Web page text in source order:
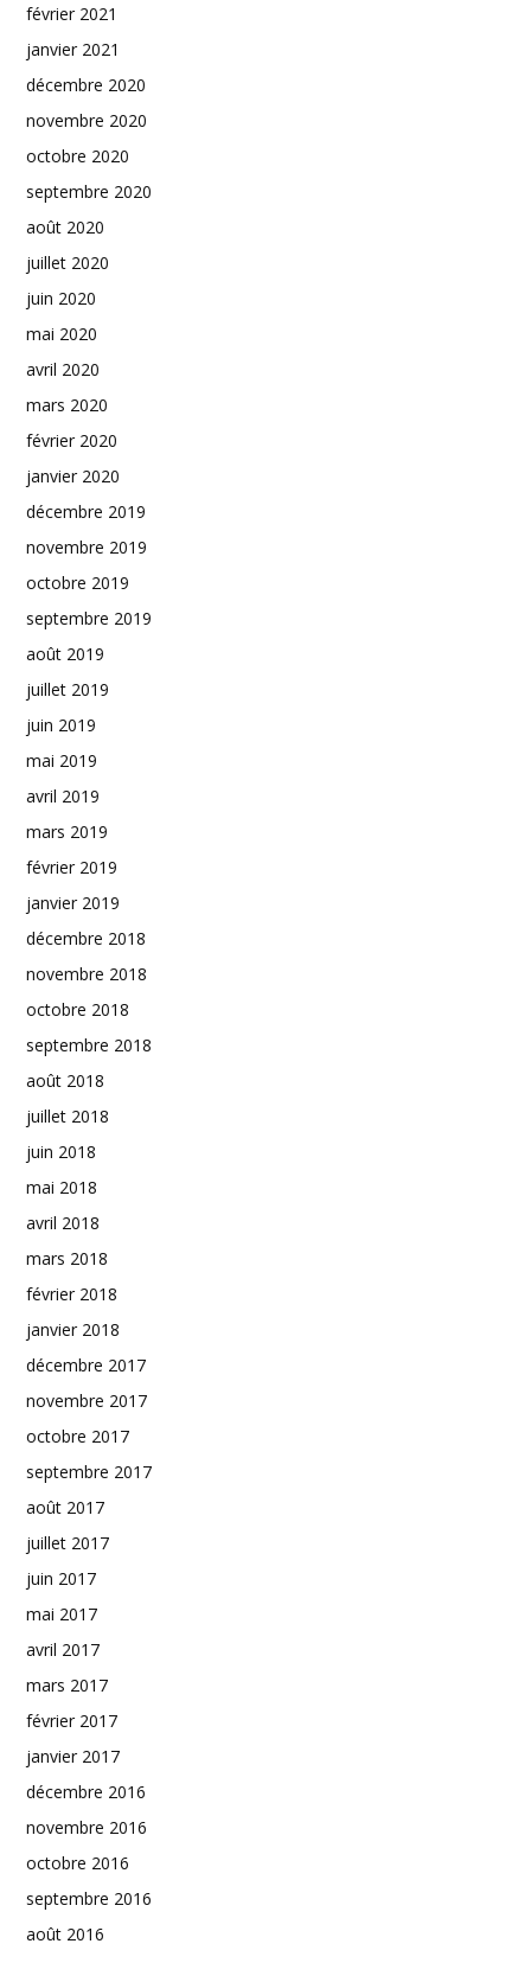
février 2021
janvier 2021
décembre 2020
novembre 2020
octobre 2020
septembre 2020
août 2020
juillet 2020
juin 2020
mai 2020
avril 2020
mars 2020
février 2020
janvier 2020
décembre 2019
novembre 2019
octobre 2019
septembre 2019
août 2019
juillet 2019
juin 2019
mai 2019
avril 2019
mars 2019
février 2019
janvier 2019
décembre 2018
novembre 2018
octobre 2018
septembre 2018
août 2018
juillet 2018
juin 2018
mai 2018
avril 2018
mars 2018
février 2018
janvier 2018
décembre 2017
novembre 2017
octobre 2017
septembre 2017
août 2017
juillet 2017
juin 2017
mai 2017
avril 2017
mars 2017
février 2017
janvier 2017
décembre 2016
novembre 2016
octobre 2016
septembre 2016
août 2016